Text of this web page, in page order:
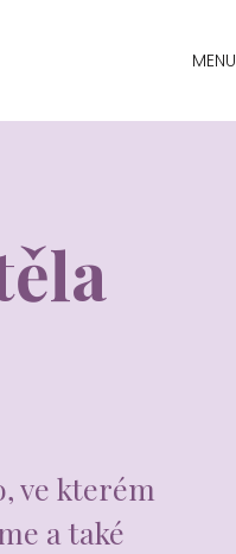
MENU
ve kterém
a také